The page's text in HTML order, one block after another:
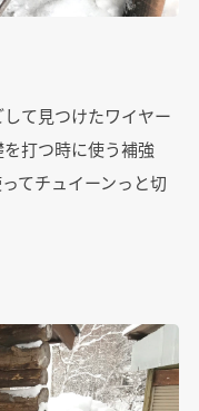
て見つけたワイヤー
打つ時に使う補強
てチュイーンっと切